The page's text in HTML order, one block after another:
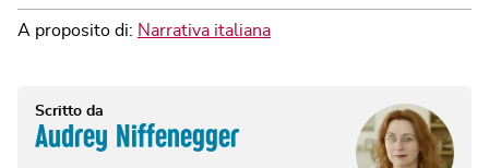
A proposito di: Narrativa italiana
Scritto da
Audrey Niffenegger